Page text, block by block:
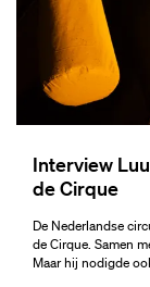
Interview
de Cirque
De Nederlandse
de Cirque. Samen
Maar hij nodigde